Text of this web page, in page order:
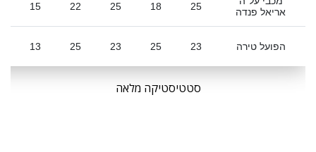
אריאל פנדה
25
18
25
22
15
הפועל טירה 23
25
23
25
13
סטטיסטיקה מלאה